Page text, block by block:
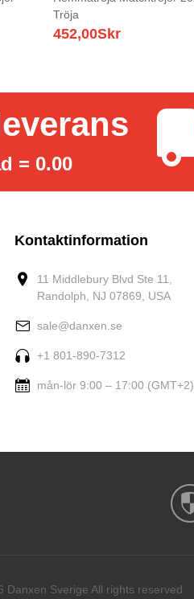
Tröja
452,00Skr
= 0.00
Kontaktinformation
11 Middlebury Blvd Ste 11,
Randolph, NJ 07869, USA
sale@danxen.se
+1 801-890-7312
mån-lör 9:00 – 17:00 (GMT+2).
Danxen Sverige All rights reserved